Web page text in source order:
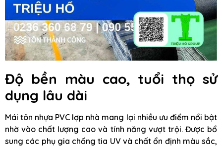
Độ bền màu cao, tuổi thọ sử
dụng lâu dài
Mái tôn nhựa PVC lợp nhà mang lại nhiều ưu điểm nổi bật
nhờ vào chất lượng cao và tính năng vượt trội. Được bổ
sung các phụ gia chống tia UV và chất ổn định màu sắc,